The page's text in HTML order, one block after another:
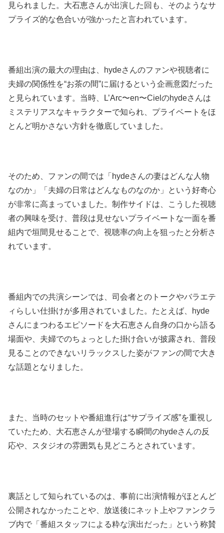
見られました。大石恵さんが出演した回も、そのようなサ
プライズ的な色合いが強かったと言われています。
番組出演の最大の理由は、hydeさんのファンや視聴者に
夫婦の関係性を“お茶の間”に届けるという企画意図だった
と見られています。当時、L’Arc〜en〜Cielのhydeさんは
ミステリアスなキャラクターで知られ、プライベートをほ
とんど明かさない方針を徹底していました。
そのため、ファンの間では「hydeさんの妻はどんな人物
なのか」「夫婦の日常はどんなものなのか」という好奇心
が非常に高まっていました。制作サイドは、こうした視聴
者の興味を受け、普段は見せないプライベートな一面を番
組内で垣間見せることで、視聴率の向上を狙ったと分析さ
れています。
番組内での共演シーンでは、司会者とのトークやバラエテ
ィらしい仕掛けが多用されていました。たとえば、hyde
さんにまつわるエピソードを大石恵さん自身の口から語る
場面や、夫婦でのちょっとした掛け合いが披露され、普段
見ることのできないリラックスした姿がファンの間で大き
な話題となりました。
また、当時のセットや番組進行は“サプライズ感”を重視し
ていたため、大石恵さんが登場する瞬間のhydeさんの反
応や、スタジオの雰囲気も見どころとされています。
裏話として知られているのは、事前に出演情報がほとんど
公開されなかったことや、放送後にネット上やファンクラ
ブ内で「番組スタッフによる粋な演出だった」という称賛